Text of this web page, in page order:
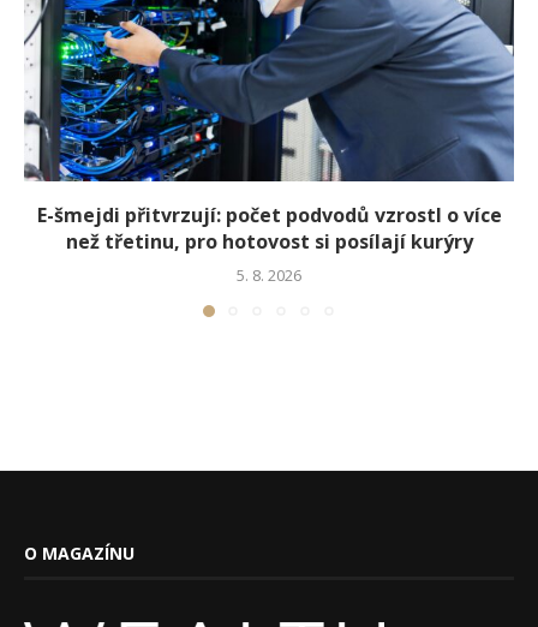
E-šmejdi přitvrzují: počet podvodů vzrostl o více
než třetinu, pro hotovost si posílají kurýry
5. 8. 2026
O MAGAZÍNU